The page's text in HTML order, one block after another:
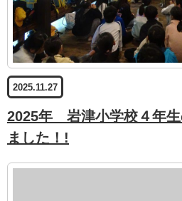
2025.11.27
2025年 岩津小学校４年生
ました！!